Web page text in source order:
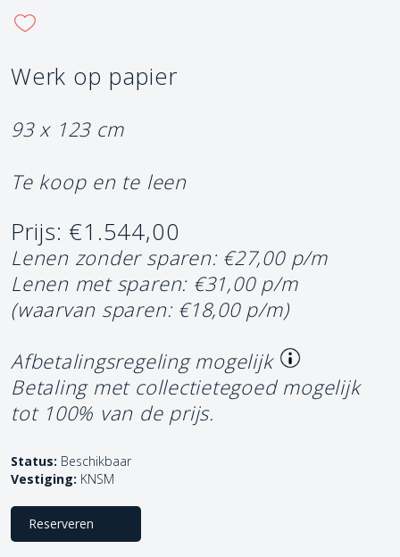
Werk op papier
93 x 123 cm
Te koop en te leen
Prijs: €1.544,00
Lenen zonder sparen: €27,00 p/m
Lenen met sparen: €31,00 p/m
(waarvan sparen: €18,00 p/m)
Afbetalingsregeling mogelijk
Betaling met collectietegoed mogelijk
tot 100% van de prijs.
Status: Beschikbaar
Vestiging: KNSM
Reserveren